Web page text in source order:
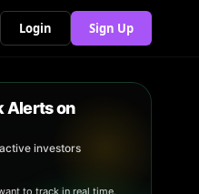
Login Sign Up
Alerts on
investors
to track in real time.